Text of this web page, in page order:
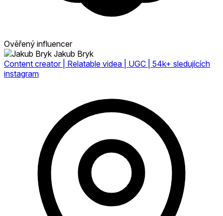
Ověřený influencer
Jakub Bryk
Content creator | Relatable videa | UGC | 54k+ sledujících
instagram